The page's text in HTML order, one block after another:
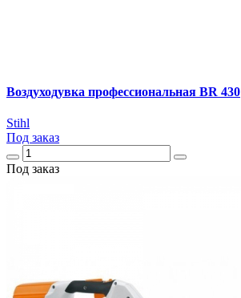
Воздуходувка профессиональная BR 430
Stihl
Под заказ
Под заказ